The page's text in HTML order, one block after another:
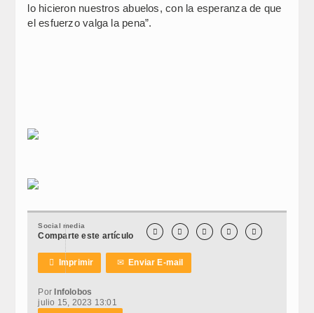
lo hicieron nuestros abuelos, con la esperanza de que
el esfuerzo valga la pena”.
Social media
Comparte este artículo     
 Imprimir ✉Enviar E-mail
Por Infolobos
julio 15, 2023 13:01